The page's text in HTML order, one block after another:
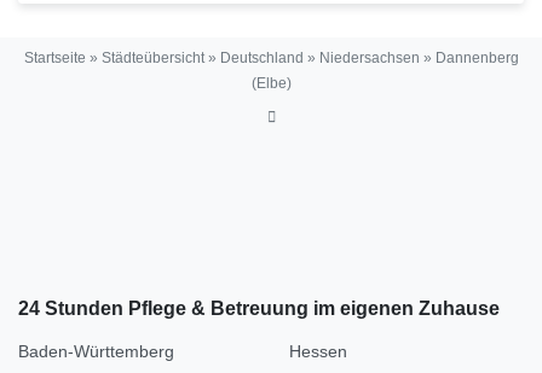
Startseite » Städteübersicht» Deutschland » Niedersachsen » Dannenberg
(Elbe)
24 Stunden Pflege & Betreuung im eigenen Zuhause
Baden-Württemberg
Hessen